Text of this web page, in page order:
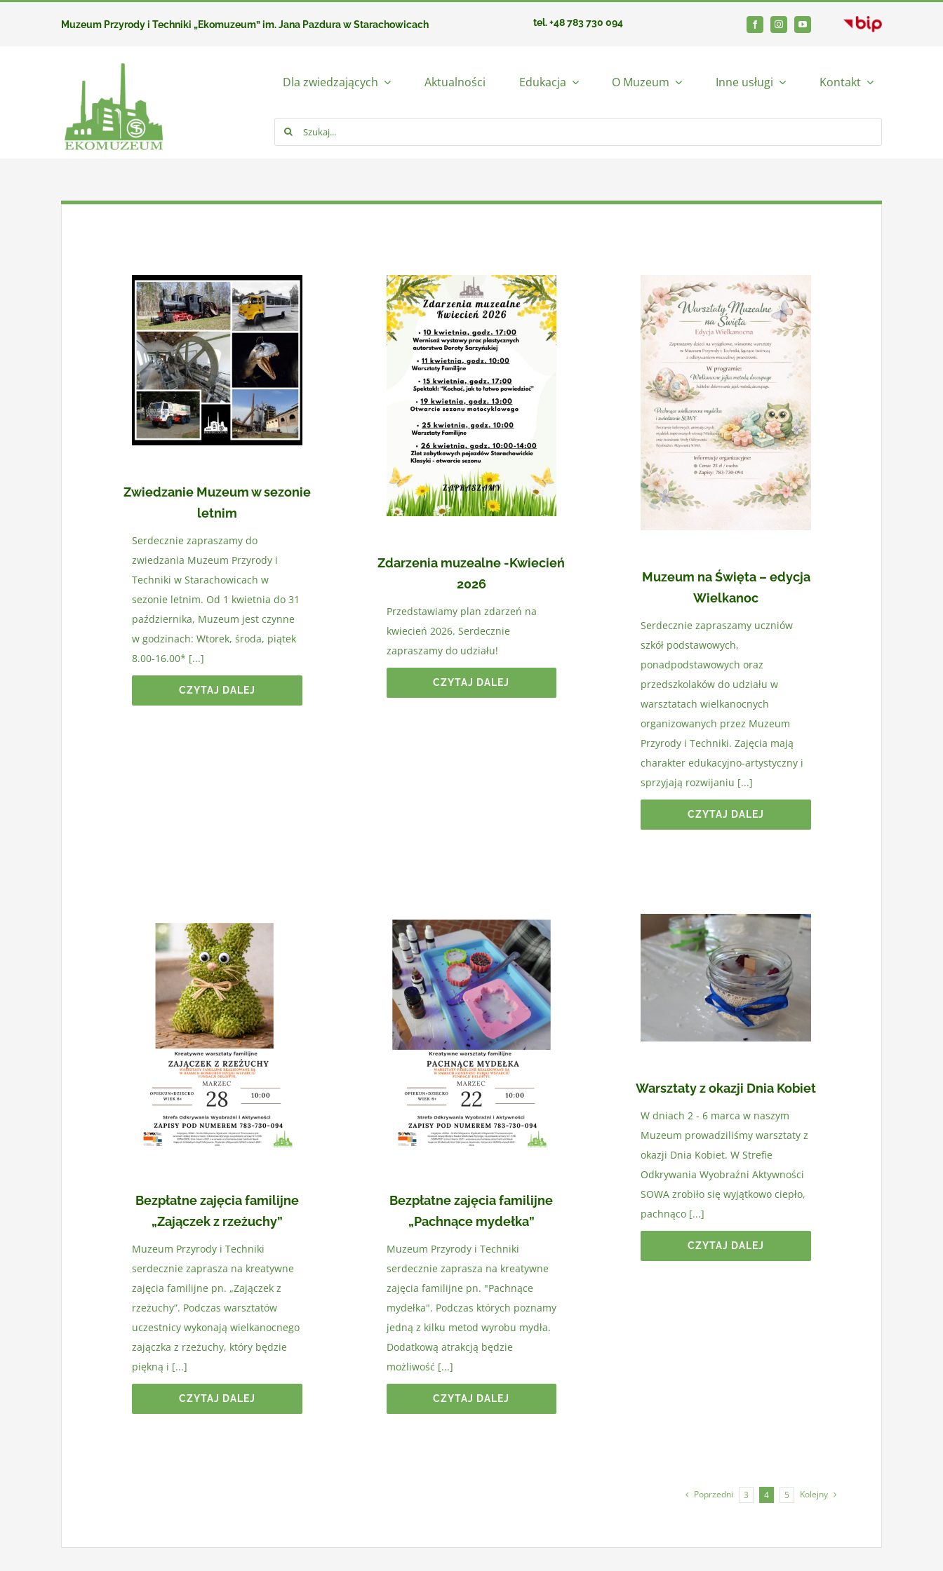
Muzeum Przyrody i Techniki „Ekomuzeum” im. Jana Pazdura w Starachowicach tel. +48 783 730 094
Dla zwiedzających Aktualności Edukacja O Muzeum Inne usługi Kontakt
Szukaj:
Zwiedzanie Muzeum w sezonie
letnim
Serdecznie zapraszamy do
zwiedzania Muzeum Przyrody i
Techniki w Starachowicach w
sezonie letnim. Od 1 kwietnia do 31
października, Muzeum jest czynne
w godzinach: Wtorek, środa, piątek
8.00-16.00* [...]
CZYTAJ DALEJ
Zdarzenia muzealne -Kwiecień
2026
Przedstawiamy plan zdarzeń na
kwiecień 2026. Serdecznie
zapraszamy do udziału!
CZYTAJ DALEJ
Muzeum na Święta – edycja
Wielkanoc
Serdecznie zapraszamy uczniów
szkół podstawowych,
ponadpodstawowych oraz
przedszkolaków do udziału w
warsztatach wielkanocnych
organizowanych przez Muzeum
Przyrody i Techniki. Zajęcia mają
charakter edukacyjno-artystyczny i
sprzyjają rozwijaniu [...]
CZYTAJ DALEJ
Bezpłatne zajęcia familijne
„Zajączek z rzeżuchy”
Muzeum Przyrody i Techniki
serdecznie zaprasza na kreatywne
zajęcia familijne pn. „Zajączek z
rzeżuchy”. Podczas warsztatów
uczestnicy wykonają wielkanocnego
zajączka z rzeżuchy, który będzie
piękną i [...]
CZYTAJ DALEJ
Bezpłatne zajęcia familijne
„Pachnące mydełka”
Muzeum Przyrody i Techniki
serdecznie zaprasza na kreatywne
zajęcia familijne pn. "Pachnące
mydełka". Podczas których poznamy
jedną z kilku metod wyrobu mydła.
Dodatkową atrakcją będzie
możliwość [...]
CZYTAJ DALEJ
Warsztaty z okazji Dnia Kobiet
W dniach 2 - 6 marca w naszym
Muzeum prowadziliśmy warsztaty z
okazji Dnia Kobiet. W Strefie
Odkrywania Wyobraźni Aktywności
SOWA zrobiło się wyjątkowo ciepło,
pachnąco [...]
CZYTAJ DALEJ
Poprzedni 3 4 5 Kolejny